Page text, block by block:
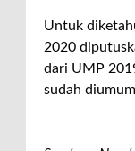
Untuk
2020
dari UMP
sudah